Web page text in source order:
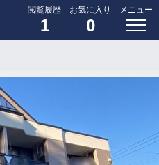
閲覧履歴
1
お気に入り
0
メニュー